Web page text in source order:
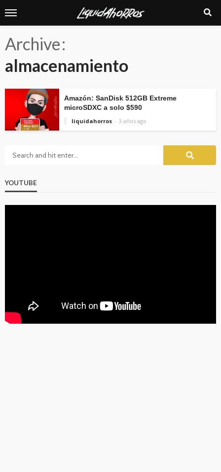
Archive
almacenamiento
Amazón: SanDisk 512GB Extreme
microSDXC a solo $590
liquidahorros
3 años ago
YOUTUBE